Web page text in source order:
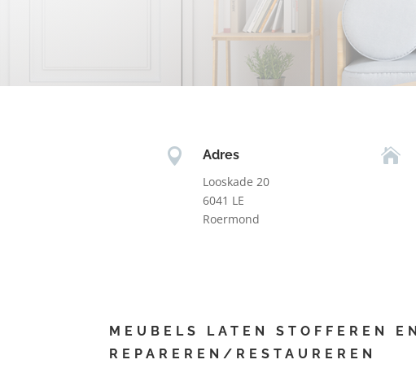

Adres
Looskade 20
6041 LE
Roermond

MEUBELS LATEN STOFFEREN EN
REPAREREN/RESTAUREREN